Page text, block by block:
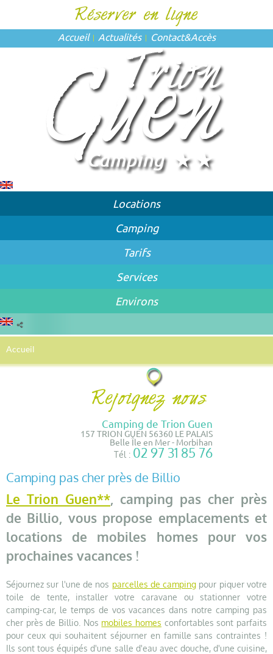
Accueil Actualités Contact&Accès
Locations
Camping
Tarifs
Services
Environs
Accueil
Camping de Trion Guen
157 TRION GUEN 56360 LE PALAIS
Belle Île en Mer - Morbihan
Tél : 02 97 31 85 76
Camping pas cher près de Billio
Le Trion Guen**, camping pas cher près
de Billio, vous propose emplacements et
locations de mobiles homes pour vos
prochaines vacances !
Séjournez sur l'une de nos parcelles de camping pour piquer votre
toile de tente, installer votre caravane ou stationner votre
camping-car, le temps de vos vacances dans notre camping pas
cher près de Billio. Nos mobiles homes confortables sont parfaits
pour ceux qui souhaitent séjourner en famille sans contraintes !
Ils sont tous équipés d'une salle d'eau avec douche, d'une cuisine,